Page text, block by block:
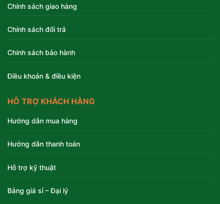
Chính sách giao hàng
Chính sách đổi trả
Chính sách bảo hành
Điều khoản & điều kiện
HỖ TRỢ KHÁCH HÀNG
Hướng dẫn mua hàng
Hướng dẫn thanh toán
Hỗ trợ kỹ thuật
Bảng giá sỉ – Đại lý